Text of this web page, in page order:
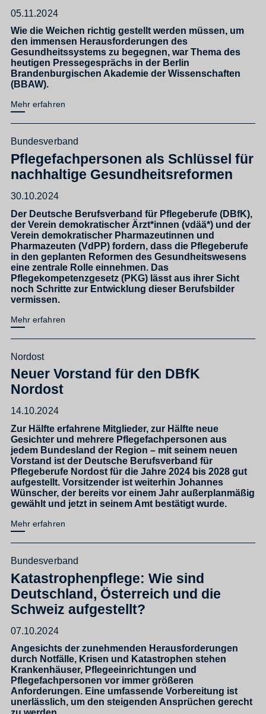
05.11.2024
Wie die Weichen richtig gestellt werden müssen, um
den immensen Herausforderungen des
Gesundheitssystems zu begegnen, war Thema des
heutigen Pressegesprächs in der Berlin
Brandenburgischen Akademie der Wissenschaften
(BBAW).
Mehr erfahren
Bundesverband
Pflegefachpersonen als Schlüssel für
nachhaltige Gesundheitsreformen
30.10.2024
Der Deutsche Berufsverband für Pflegeberufe (DBfK),
der Verein demokratischer Ärzt*innen (vdää*) und der
Verein demokratischer Pharmazeutinnen und
Pharmazeuten (VdPP) fordern, dass die Pflegeberufe
in den geplanten Reformen des Gesundheitswesens
eine zentrale Rolle einnehmen. Das
Pflegekompetenzgesetz (PKG) lässt aus ihrer Sicht
noch Schritte zur Entwicklung dieser Berufsbilder
vermissen.
Mehr erfahren
Nordost
Neuer Vorstand für den DBfK
Nordost
14.10.2024
Zur Hälfte erfahrene Mitglieder, zur Hälfte neue
Gesichter und mehrere Pflegefachpersonen aus
jedem Bundesland der Region – mit seinem neuen
Vorstand ist der Deutsche Berufsverband für
Pflegeberufe Nordost für die Jahre 2024 bis 2028 gut
aufgestellt. Vorsitzender ist weiterhin Johannes
Wünscher, der bereits vor einem Jahr außerplanmäßig
gewählt und jetzt in seinem Amt bestätigt wurde.
Mehr erfahren
Bundesverband
Katastrophenpflege: Wie sind
Deutschland, Österreich und die
Schweiz aufgestellt?
07.10.2024
Angesichts der zunehmenden Herausforderungen
durch Notfälle, Krisen und Katastrophen stehen
Krankenhäuser, Pflegeeinrichtungen und
Pflegefachpersonen vor immer größeren
Anforderungen. Eine umfassende Vorbereitung ist
unerlässlich, um den steigenden Ansprüchen gerecht